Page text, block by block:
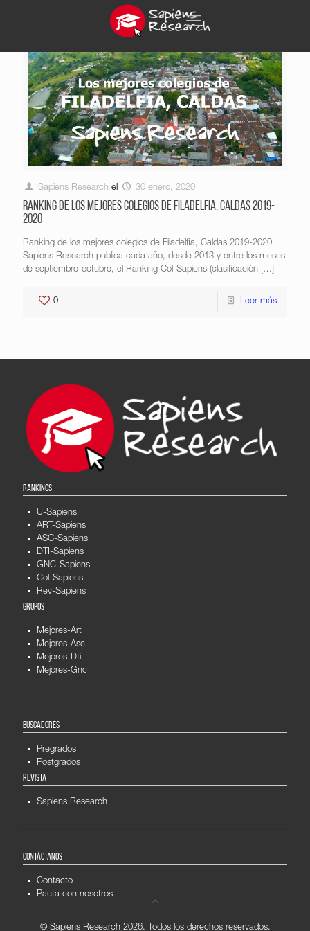
Sapiens Research el 30 enero, 2020
Ranking de los mejores colegios de Filadelfia, Caldas 2019-
2020
Ranking de los mejores colegios de Filadelfia, Caldas 2019-2020
Sapiens Research publica cada año, desde 2013 y entre los meses
de septiembre-octubre, el Ranking Col-Sapiens (clasificación […]
0 Leer más
RANKINGS
U-Sapiens
ART-Sapiens
ASC-Sapiens
DTI-Sapiens
GNC-Sapiens
Col-Sapiens
Rev-Sapiens
GRUPOS
Mejores-Art
Mejores-Asc
Mejores-Dti
Mejores-Gnc
BUSCADORES
Pregrados
Postgrados
REVISTA
Sapiens Research
CONTÁCTANOS
Contacto
Pauta con nosotros
© Sapiens Research 2026. Todos los derechos reservados.